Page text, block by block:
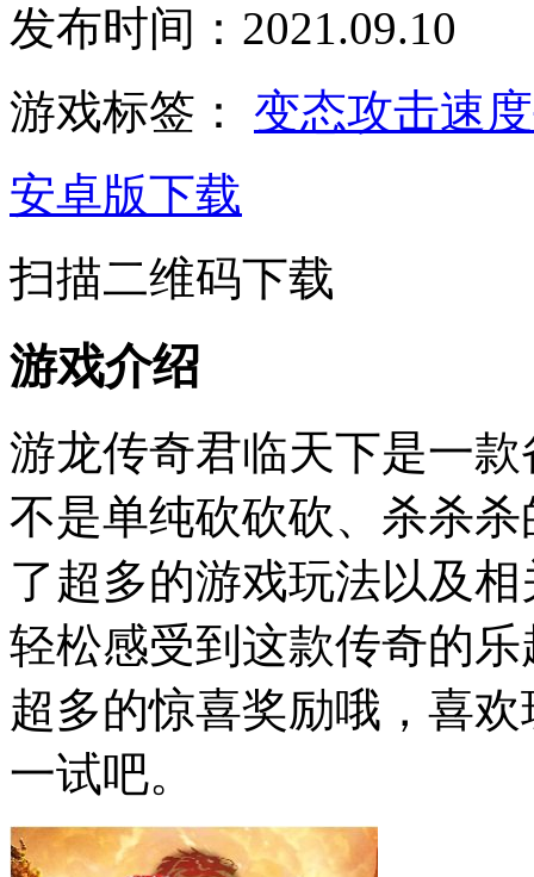
发布时间：2021.09.10
游戏标签： 变态攻击速
安卓版下载
扫描二维码下载
游戏介绍
游龙传奇君临天下是一
不是单纯砍砍砍、杀杀
了超多的游戏玩法以及
轻松感受到这款传奇的
超多的惊喜奖励哦，喜
一试吧。